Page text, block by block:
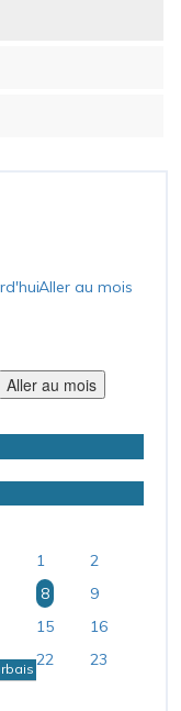
Aller au mois
Aller au mois
1
2
8
9
15
16
22
23